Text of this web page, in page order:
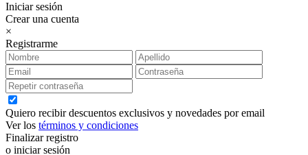
Iniciar sesión
Crear una cuenta
×
Registrarme
Quiero recibir descuentos exclusivos y novedades por email
Ver los términos y condiciones
Finalizar registro
o iniciar sesión